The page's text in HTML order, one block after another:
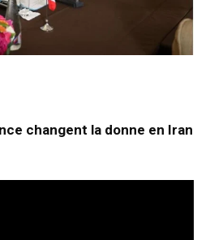
changent la donne en Iran